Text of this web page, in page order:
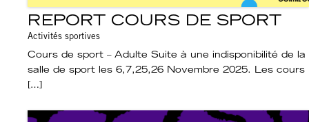
REPORT COURS DE SPORT
Activités sportives
Cours de sport – Adulte Suite à une indisponibilité de la
salle de sport les 6,7,25,26 Novembre 2025. Les cours
[…]